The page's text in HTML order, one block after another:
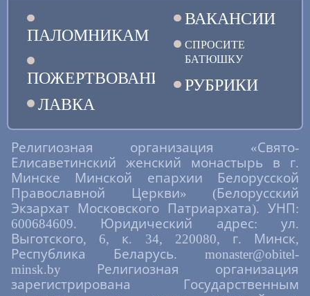
ПАЛОМНИКАМ
ПОЖЕРТВОВАНИЯ
ЛАВКА
ВАКАНСИИ
СПРОСИТЕ
БАТЮШКУ
РУБРИКИ
Религиозная организация «Свято-
Елисаветинский женский монастырь в г.
Минске Минской епархии Белорусской
Православной Церкви» (Белорусский
Экзархат Московского Патриархата). УНП:
600684609. Юридический адрес: ул.
Выготского, 6, к. 34, 220080, г. Минск,
Республика Беларусь. monaster@obitel-
minsk.by Религиозная организация
зарегистрирована Государственным